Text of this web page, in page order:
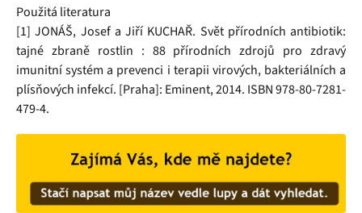
Použitá literatura
[1] JONÁŠ, Josef a Jiří KUCHAŘ. Svět přírodních antibiotik:
tajné zbraně rostlin : 88 přírodních zdrojů pro zdravý
imunitní systém a prevenci i terapii virových, bakteriálních a
plísňových infekcí. [Praha]: Eminent, 2014. ISBN 978-80-7281-
479-4.